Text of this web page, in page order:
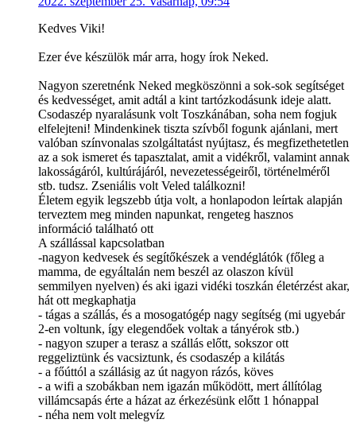
Kedves Viki!
Ezer éve készülök már arra, hogy írok Neked.
Nagyon szeretnénk Neked megköszönni a sok-sok segítséget
és kedvességet, amit adtál a kint tartózkodásunk ideje alatt.
Csodaszép nyaralásunk volt Toszkánában, soha nem fogjuk
elfelejteni! Mindenkinek tiszta szívből fogunk ajánlani, mert
valóban színvonalas szolgáltatást nyújtasz, és megfizethetetlen
az a sok ismeret és tapasztalat, amit a vidékről, valamint annak
lakosságáról, kultúrájáról, nevezetességeiről, történelméről
stb. tudsz. Zseniális volt Veled találkozni!
Életem egyik legszebb útja volt, a honlapodon leírtak alapján
terveztem meg minden napunkat, rengeteg hasznos
információ található ott
A szállással kapcsolatban
-nagyon kedvesek és segítőkészek a vendéglátók (főleg a
mamma, de egyáltalán nem beszél az olaszon kívül
semmilyen nyelven) és aki igazi vidéki toszkán életérzést akar,
hát ott megkaphatja
- tágas a szállás, és a mosogatógép nagy segítség (mi ugyebár
2-en voltunk, így elegendőek voltak a tányérok stb.)
- nagyon szuper a terasz a szállás előtt, sokszor ott
reggeliztünk és vacsiztunk, és csodaszép a kilátás
- a főúttól a szállásig az út nagyon rázós, köves
- a wifi a szobákban nem igazán működött, mert állítólag
villámcsapás érte a házat az érkezésünk előtt 1 hónappal
- néha nem volt melegvíz